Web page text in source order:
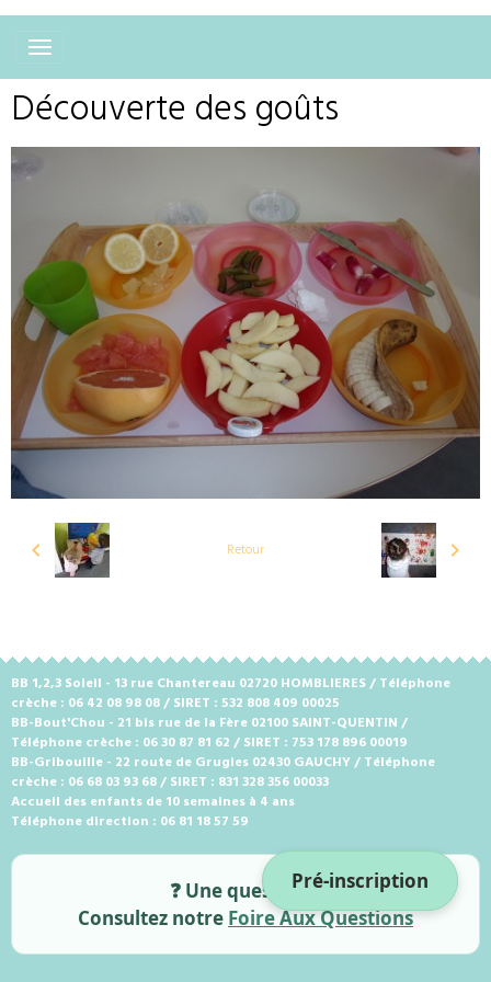
Pré-inscription
Découverte des goûts
Retour
BB 1,2,3 Soleil - 13 rue Chantereau 02720 HOMBLIERES / Téléphone
crèche : 06 42 08 98 08 / SIRET : 532 808 409 00025
BB-Bout'Chou - 21 bis rue de la Fère 02100 SAINT-QUENTIN /
Téléphone crèche : 06 30 87 81 62 / SIRET : 753 178 896 00019
BB-Gribouille - 22 route de Grugies 02430 GAUCHY / Téléphone
crèche : 06 68 03 93 68 / SIRET : 831 328 356 00033
Accueil des enfants de 10 semaines à 4 ans
Téléphone direction : 06 81 18 57 59
❓ Une question ?
Consultez notre Foire Aux Questions